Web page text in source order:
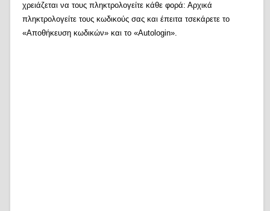
χρειάζεται να τους πληκτρολογείτε κάθε φορά: Αρχικά
πληκτρολογείτε τους κωδικούς σας και έπειτα τσεκάρετε το
«Αποθήκευση κωδικών» και το «Autologin».